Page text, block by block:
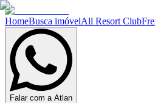
HomeBusca imóvelAll Resort Club
Falar com a Atlan